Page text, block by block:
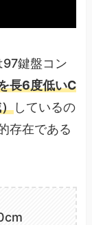
鍵盤コン
長6度低いC
しているの
存在である